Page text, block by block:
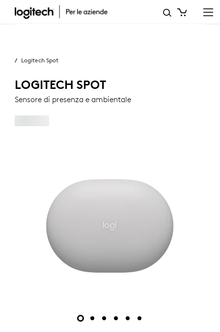
SENSORE
AMBIENTE
LOGITECH
SPOT
Logitech Spot
LOGITECH SPOT
Sensore di presenza e ambientale